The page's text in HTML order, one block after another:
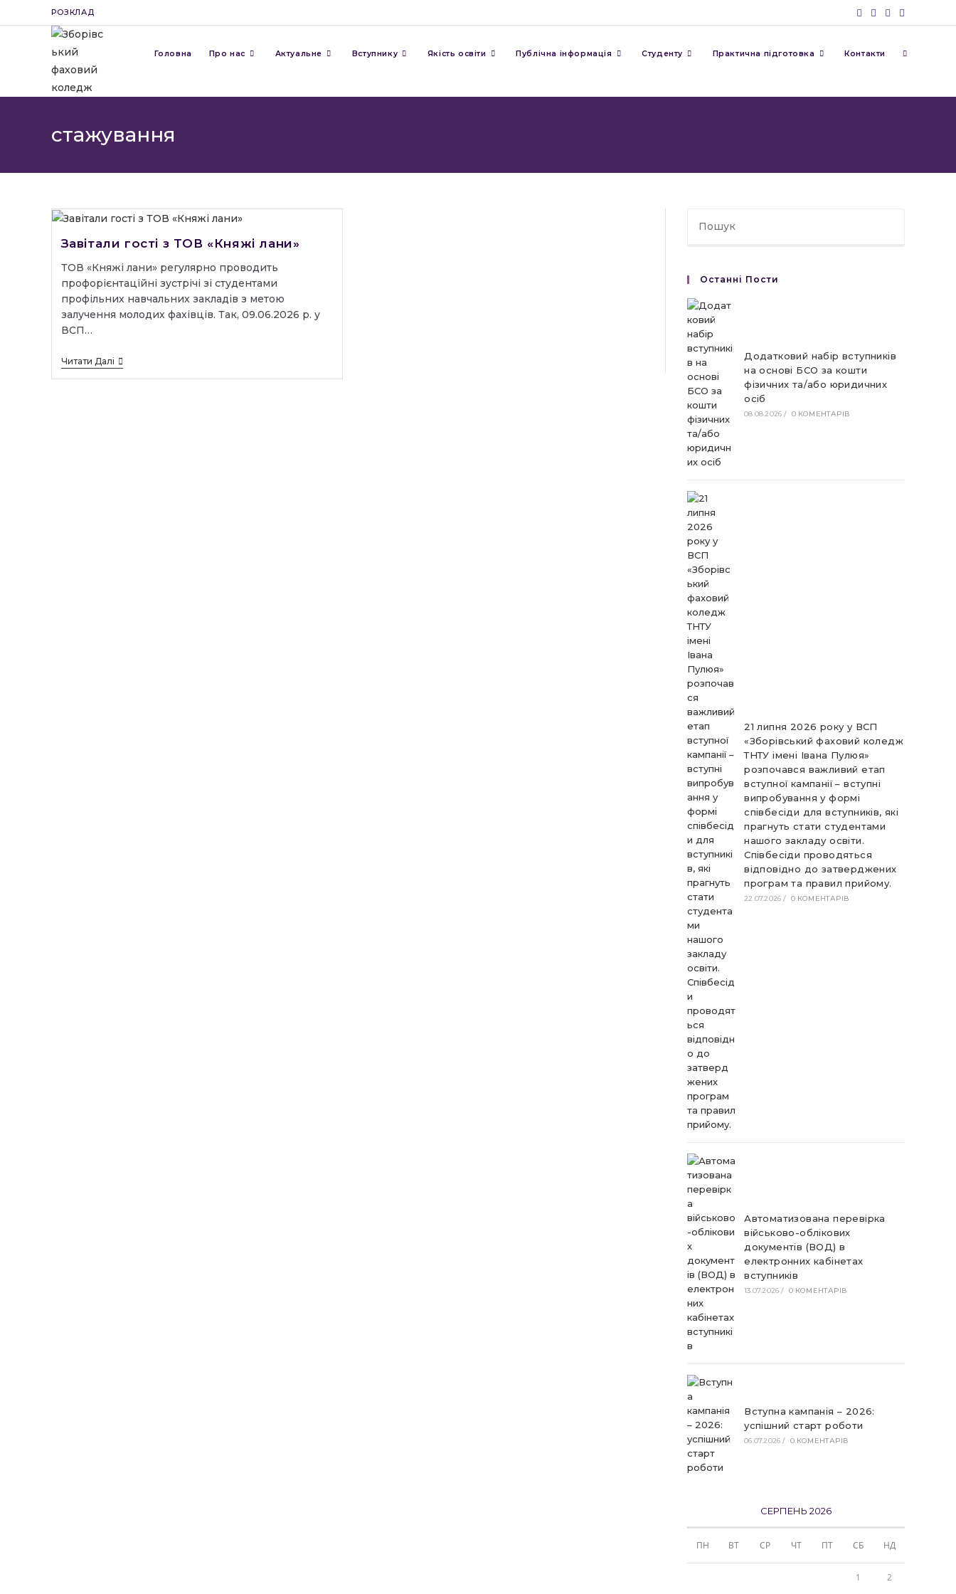
до
РОЗКЛАД
Головна Про нас Актуальне Вступнику Якість освіти Публічна інформація Студенту Практична підготовка Контакти
стажування
Завітали гості з ТОВ «Княжі лани»
ТОВ «Княжі лани» регулярно проводить
профорієнтаційні зустрічі зі студентами
профільних навчальних закладів з метою
залучення молодих фахівців. Так, 09.06.2026 р. у
ВСП…
Читати ДаліЗавітали
Гості
Останні Пости
Додатковий набір вступників
на основі БСО за кошти
фізичних та/або юридичних
осіб
08.08.2026 / 0 КОМЕНТАРІВ
21 липня 2026 року у ВСП
«Зборівський фаховий коледж
ТНТУ імені Івана Пулюя»
розпочався важливий етап
вступної кампанії – вступні
випробування у формі
співбесіди для вступників, які
прагнуть стати студентами
нашого закладу освіти.
Співбесіди проводяться
відповідно до затверджених
програм та правил прийому.
22.07.2026 / 0 КОМЕНТАРІВ
Автоматизована перевірка
військово-облікових
документів (ВОД) в
електронних кабінетах
вступників
13.07.2026 / 0 КОМЕНТАРІВ
Вступна кампанія – 2026:
успішний старт роботи
06.07.2026 / 0 КОМЕНТАРІВ
СЕРПЕНЬ 2026
ПН ВТ СР ЧТ ПТ СБ НД
1 2